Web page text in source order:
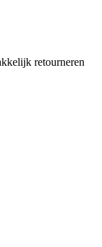
retourneren